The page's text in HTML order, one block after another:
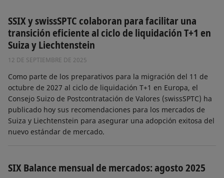
SSIX y swissSPTC colaboran para facilitar una
transición eficiente al ciclo de liquidación T+1 en
Suiza y Liechtenstein
12 DE SEPTIEMBRE DE 2025
Como parte de los preparativos para la migración del 11 de
octubre de 2027 al ciclo de liquidación T+1 en Europa, el
Consejo Suizo de Postcontratación de Valores (swissSPTC) ha
publicado hoy sus recomendaciones para los mercados de
Suiza y Liechtenstein para asegurar una adopción exitosa del
nuevo estándar de mercado.
SIX Balance mensual de mercados: agosto 2025